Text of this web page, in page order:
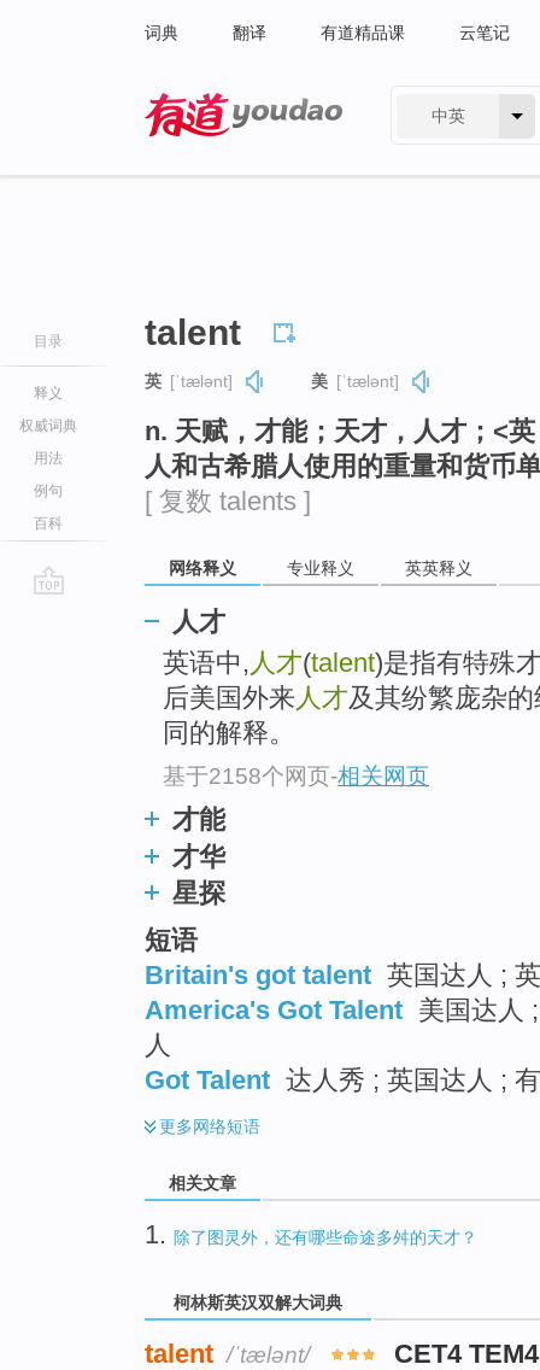
词典 翻译 有道精品课 云笔记
中英
目录
释义
权威词典
用法
例句
百科
talent
英 [ˈtælənt] 美 [ˈtælənt]
n. 天赋，才能；天才，人才；<
人和古希腊人使用的重量和货币
[ 复数 talents ]
网络释义 专业释义 英英释义
人才
英语中,人才(talent)是指有特殊
后美国外来人才及其纷繁庞杂
同的解释。
基于2158个网页-相关网页
才能
才华
星探
短语
Britain's got talent 英国达人 ;
America's Got Talent 美国达人
人
Got Talent 达人秀 ; 英国达人 ;
更多网络短语
相关文章
1. 除了图灵外，还有哪些命途多舛的天才？
柯林斯英汉双解大词典
talent /ˈtælənt/ CET4 TEM4